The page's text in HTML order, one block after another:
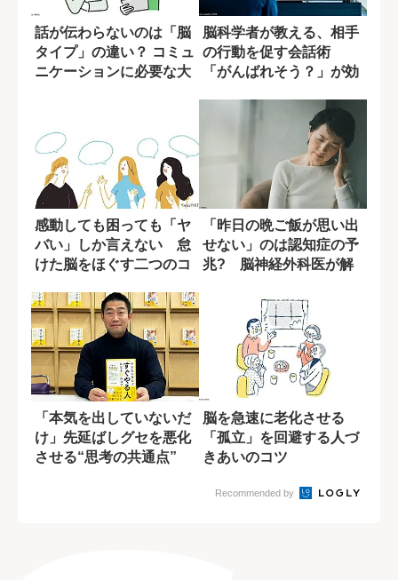
話が伝わらないのは「脳
タイプ」の違い？ コミュ
ニケーションに必要な大
脳科学者が教える、相手
の行動を促す会話術
「がんばれそう？」が効
感動しても困っても「ヤ
バい」しか言えない 怠
けた脳をほぐす二つのコ
「昨日の晩ご飯が思い出
せない」のは認知症の予
兆? 脳神経外科医が解
「本気を出していないだ
け」先延ばしグセを悪化
させる“思考の共通点”
脳を急速に老化させる
「孤立」を回避する人づ
きあいのコツ
Recommended by